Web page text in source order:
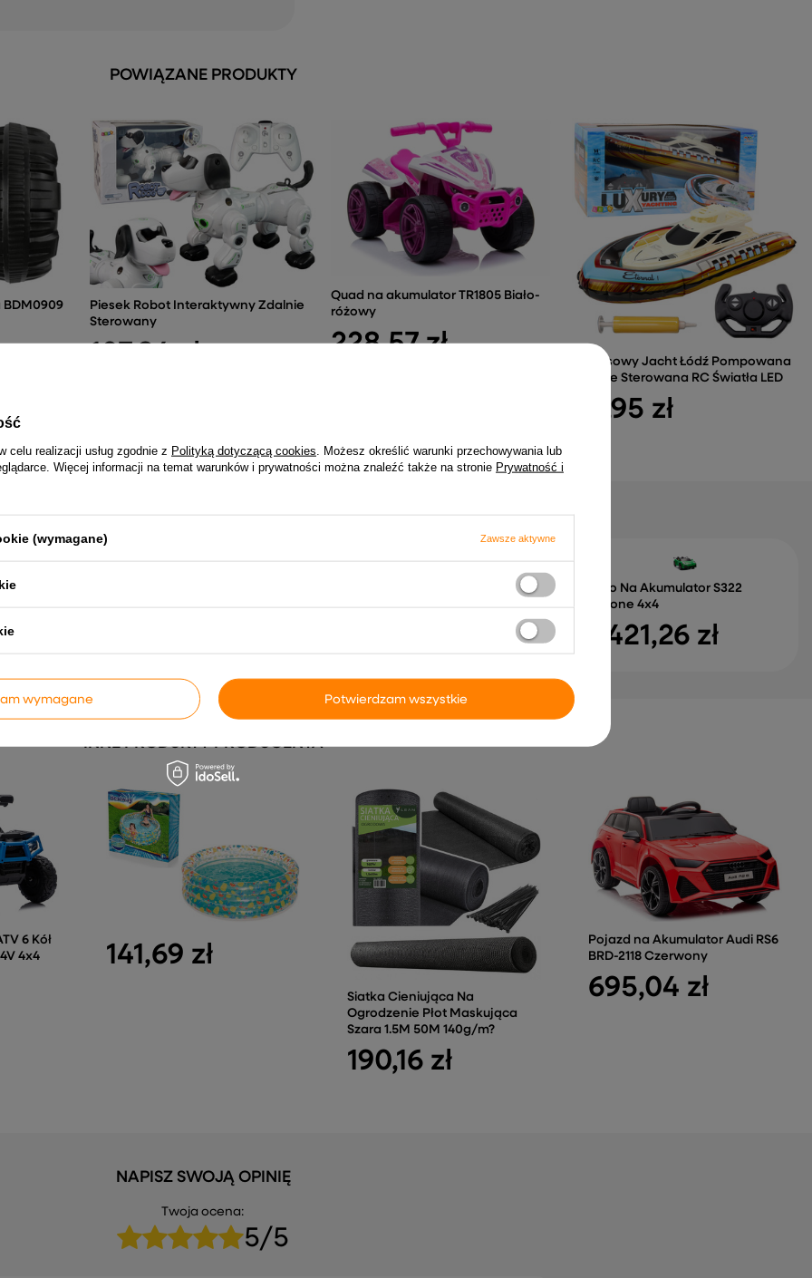
POWIĄZANE PRODUKTY
BDM0909
Piesek Robot Interaktywny Zdalnie
Sterowany
107,84 zł
Quad na akumulator TR1805 Biało-
różowy
228,57 zł
Luksusowy Jacht Łódź Pompowana
Zdalnie Sterowana RC Światła LED
95,95 zł
Auto Na Akumulator S322
Zielone 4x4
1 421,26 zł
INNE PRODUKTY PRODUCENTA
6 Kół
4x4
141,69 zł
Siatka Cieniująca Na
Ogrodzenie Płot Maskująca
Szara 1.5M 50M 140g/m?
190,16 zł
Pojazd na Akumulator Audi RS6
BRD-2118 Czerwony
695,04 zł
NAPISZ SWOJĄ OPINIĘ
Twoja ocena:
5/5
celu realizacji usług zgodnie z Polityką dotyczącą cookies . Możesz określić warunki przechowywania lub
Więcej informacji na temat warunków i prywatności można znaleźć także na stronie Prywatność i
(wymagane) Zawsze aktywne
wymagane Potwierdzam wszystkie